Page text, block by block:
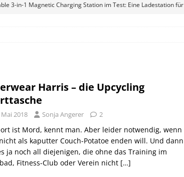
3-in-1 Magnetic Charging Station im Test: Eine Ladestation für
von Lunartec: Großes LED-Display trifft auf bunte
Harris – die Upcycling
2018 Sonja Angerer 2
ist Mord, kennt man. Aber leider notwendig, wenn
als kaputter Couch-Potatoe enden will. Und dann
ja noch all diejenigen, die ohne das Training im
Fitness-Club oder Verein nicht […]